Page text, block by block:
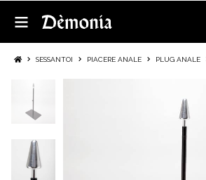
SESSANTOI PIACERE ANALE PLUG ANALE